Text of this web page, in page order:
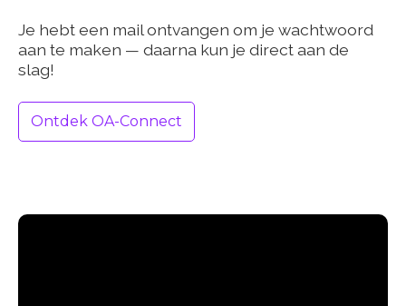
Je hebt een mail ontvangen om je wachtwoord
aan te maken — daarna kun je direct aan de
slag!
Ontdek OA-Connect